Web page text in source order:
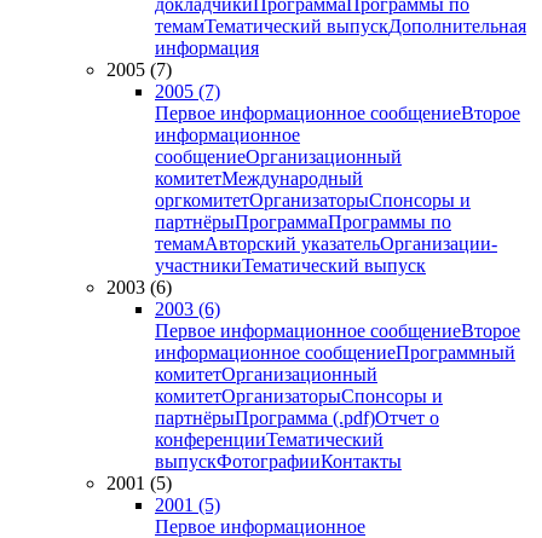
докладчикиПрограммаПрограммы по
темамТематический выпускДополнительная
информация
2005 (7)
2005 (7)
Первое информационное сообщениеВторое
информационное
сообщениеОрганизационный
комитетМеждународный
оргкомитетОрганизаторыСпонсоры и
партнёрыПрограммаПрограммы по
темамАвторский указательОрганизации-
участникиТематический выпуск
2003 (6)
2003 (6)
Первое информационное сообщениеВторое
информационное сообщениеПрограммный
комитетОрганизационный
комитетОрганизаторыСпонсоры и
партнёрыПрограмма (.pdf)Отчет о
конференцииТематический
выпускФотографииКонтакты
2001 (5)
2001 (5)
Первое информационное